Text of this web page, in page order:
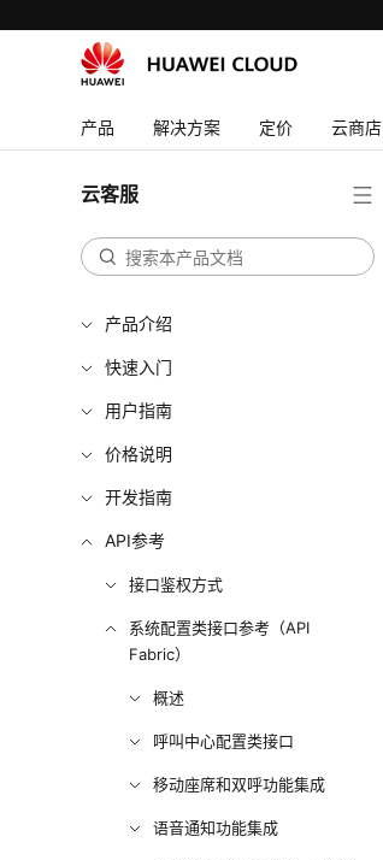
产品 解决方案 定价 云商店
云客服
产品介绍
快速入门
用户指南
价格说明
开发指南
API参考
接口鉴权方式
系统配置类接口参考（API
Fabric）
概述
呼叫中心配置类接口
移动座席和双呼功能集成
语音通知功能集成